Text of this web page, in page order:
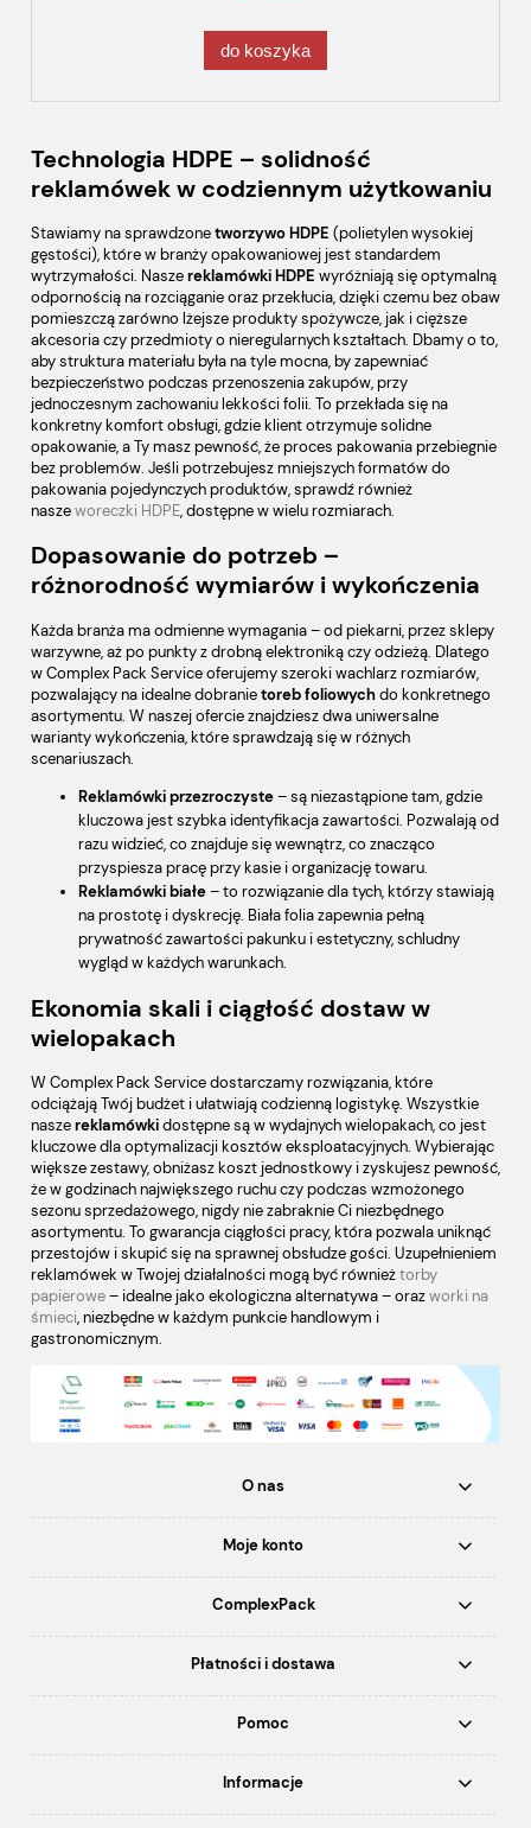
do koszyka
Technologia HDPE – solidność
reklamówek w codziennym użytkowaniu
Stawiamy na sprawdzonetworzywo HDPE (polietylen wysokiej
gęstości), które w branży opakowaniowej jest standardem
wytrzymałości. Naszereklamówki HDPE wyróżniają się optymalną
odpornością na rozciąganie oraz przekłucia, dzięki czemu bez obaw
pomieszczą zarówno lżejsze produkty spożywcze, jak i cięższe
akcesoria czy przedmioty o nieregularnych kształtach. Dbamy o to,
aby struktura materiału była na tyle mocna, by zapewniać
bezpieczeństwo podczas przenoszenia zakupów, przy
jednoczesnym zachowaniu lekkości folii. To przekłada się na
konkretny komfort obsługi, gdzie klient otrzymuje solidne
opakowanie, a Ty masz pewność, że proces pakowania przebiegnie
bez problemów. Jeśli potrzebujesz mniejszych formatów do
pakowania pojedynczych produktów, sprawdź również
naszeworeczki HDPE, dostępne w wielu rozmiarach.
Dopasowanie do potrzeb –
różnorodność wymiarów i wykończenia
Każda branża ma odmienne wymagania – od piekarni, przez sklepy
warzywne, aż po punkty z drobną elektroniką czy odzieżą. Dlatego
w Complex Pack Service oferujemy szeroki wachlarz rozmiarów,
pozwalający na idealne dobranietoreb foliowychdo konkretnego
asortymentu. W naszej ofercie znajdziesz dwa uniwersalne
warianty wykończenia, które sprawdzają się w różnych
scenariuszach.
Reklamówki przezroczyste– są niezastąpione tam, gdzie
kluczowa jest szybka identyfikacja zawartości. Pozwalają od
razu widzieć, co znajduje się wewnątrz, co znacząco
przyspiesza pracę przy kasie i organizację towaru.
Reklamówki białe– to rozwiązanie dla tych, którzy stawiają
na prostotę i dyskrecję. Biała folia zapewnia pełną
prywatność zawartości pakunku i estetyczny, schludny
wygląd w każdych warunkach.
Ekonomia skali i ciągłość dostaw w
wielopakach
W Complex Pack Service dostarczamy rozwiązania, które
odciążają Twój budżet i ułatwiają codzienną logistykę. Wszystkie
naszereklamówkidostępne są w wydajnych wielopakach, co jest
kluczowe dla optymalizacji kosztów eksploatacyjnych. Wybierając
większe zestawy, obniżasz koszt jednostkowy i zyskujesz pewność,
że w godzinach największego ruchu czy podczas wzmożonego
sezonu sprzedażowego, nigdy nie zabraknie Ci niezbędnego
asortymentu. To gwarancja ciągłości pracy, która pozwala uniknąć
przestojów i skupić się na sprawnej obsłudze gości. Uzupełnieniem
reklamówek w Twojej działalności mogą być równieżtorby
papierowe– idealne jako ekologiczna alternatywa – orazworki na
śmieci, niezbędne w każdym punkcie handlowym i
gastronomicznym.
O nas
Moje konto
ComplexPack
Płatności i dostawa
Pomoc
Informacje